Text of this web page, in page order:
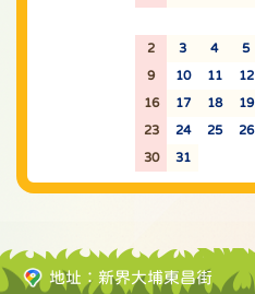
2 3 4 5
9 10 11 12
16 17 18 19
23 24 25 26
30 31
地址：新界大埔東昌街